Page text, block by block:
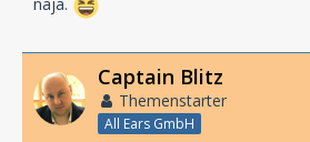
Captain Blitz
Themenstarter
All Ears GmbH